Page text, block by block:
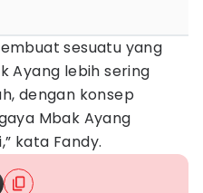
sesuatu yang
Ayang lebih sering
dengan konsep
Mbak Ayang
kata Fandy.